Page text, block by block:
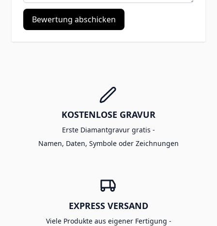
Bewertung abschicken
KOSTENLOSE GRAVUR
Erste Diamantgravur gratis -
Namen, Daten, Symbole oder Zeichnungen
EXPRESS VERSAND
Viele Produkte aus eigener Fertigung -